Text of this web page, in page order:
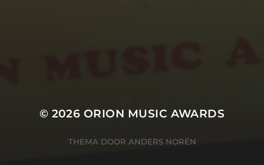
© 2026 ORION MUSIC AWARDS
THEMA DOOR ANDERS NORÉN